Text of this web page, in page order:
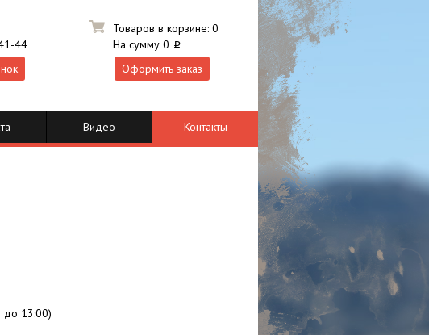
Товаров в корзине: 0
На сумму 0 i
Оформить заказ
44
Видео Контакты
до 13:00)